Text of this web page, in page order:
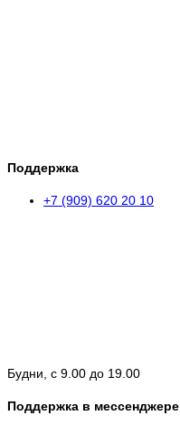
Поддержка
+7 (909) 620 20 10
Будни, с 9.00 до 19.00
Поддержка в мессенджере